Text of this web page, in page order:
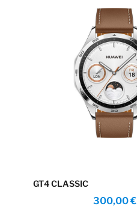
GT4 CLASSIC
300,00€